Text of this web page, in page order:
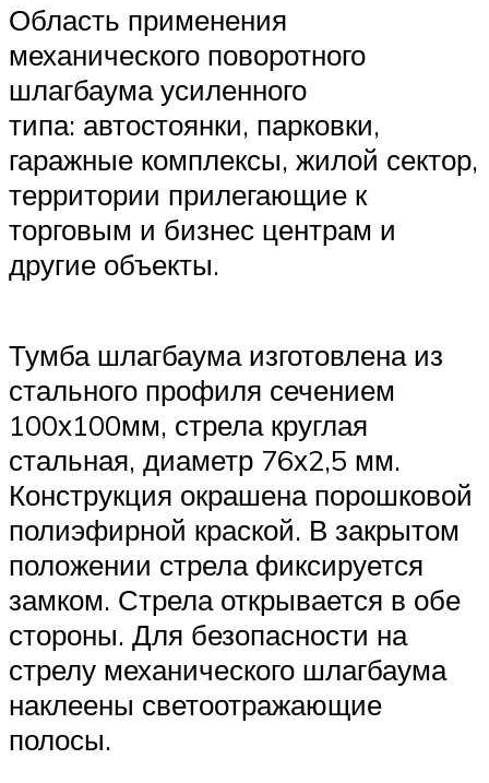
Область применения
механического поворотного
шлагбаума усиленного
типа: автостоянки, парковки,
гаражные комплексы, жилой сектор,
территории прилегающие к
торговым и бизнес центрам и
другие объекты.
Тумба шлагбаума изготовлена из
стального профиля сечением
100х100мм, стрела круглая
стальная, диаметр 76х2,5 мм.
Конструкция окрашена порошковой
полиэфирной краской. В закрытом
положении стрела фиксируется
замком. Стрела открывается в обе
стороны. Для безопасности на
стрелу механического шлагбаума
наклеены светоотражающие
полосы.